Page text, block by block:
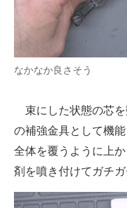
なかなか良さそう
束にした状態の芯を
の補強金具として機
全体を覆うように上
剤を噴き付けてガチガ